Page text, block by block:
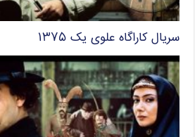
سریال کاراگاه علوی یک ۱۳۷۵